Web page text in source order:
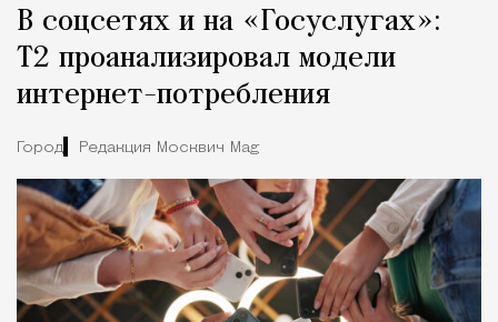
В соцсетях и на «Госуслугах»:
Т2 проанализировал модели
интернет-потребления
Город Редакция Москвич Mag